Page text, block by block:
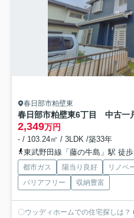
春日部市粕壁東
春日部市粕壁東6丁目 中古一
2,349万円
- / 103.24㎡ / 3LDK /築33年
東武野田線「藤の牛島」駅 徒
都市ガス 陽当り良好 リノベ
バリアフリー
収納豊富
〇ウッディホームでの住宅探しは？ ■構造の耐震性や地盤の良し悪し、